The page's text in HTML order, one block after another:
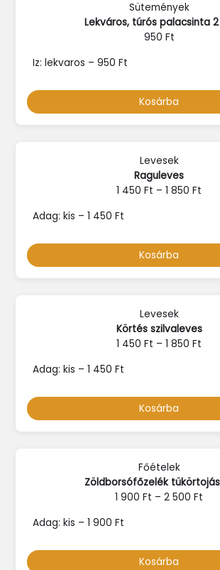
Sütemények
Lekváros, túrós palacsinta
950 Ft
Kosárba
Levesek
Raguleves
1 450 Ft – 1 850 Ft
Kosárba
Levesek
Körtés szilvaleves
1 450 Ft – 1 850 Ft
Kosárba
Főételek
Zöldborsófőzelék
1 900 Ft – 2 500 Ft
Kosárba